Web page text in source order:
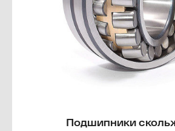
Подшипники